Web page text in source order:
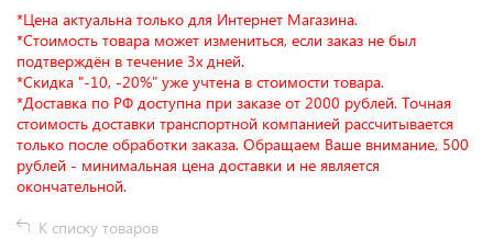
*Цена актуальна только для Интернет Магазина.
*Стоимость товара может измениться, если заказ не был
подтверждён в течение 3х дней.
*Скидка "-10, -20%" уже учтена в стоимости товара.
*Доставка по РФ доступна при заказе от 2000 рублей. Точная
стоимость доставки транспортной компанией рассчитывается
только после обработки заказа. Обращаем Ваше внимание, 500
рублей - минимальная цена доставки и не является
окончательной.
К списку товаров